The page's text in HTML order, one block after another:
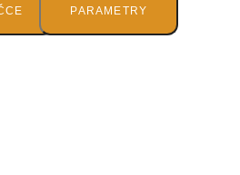
PARAMETRY